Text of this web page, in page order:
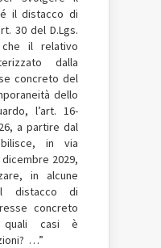
il distacco di
30 del D.Lgs.
il relativo
dalla
concreto del
dello
l’art. 16-
a partire dal
in via
2029,
in alcune
distacco di
concreto
quali casi è
…”